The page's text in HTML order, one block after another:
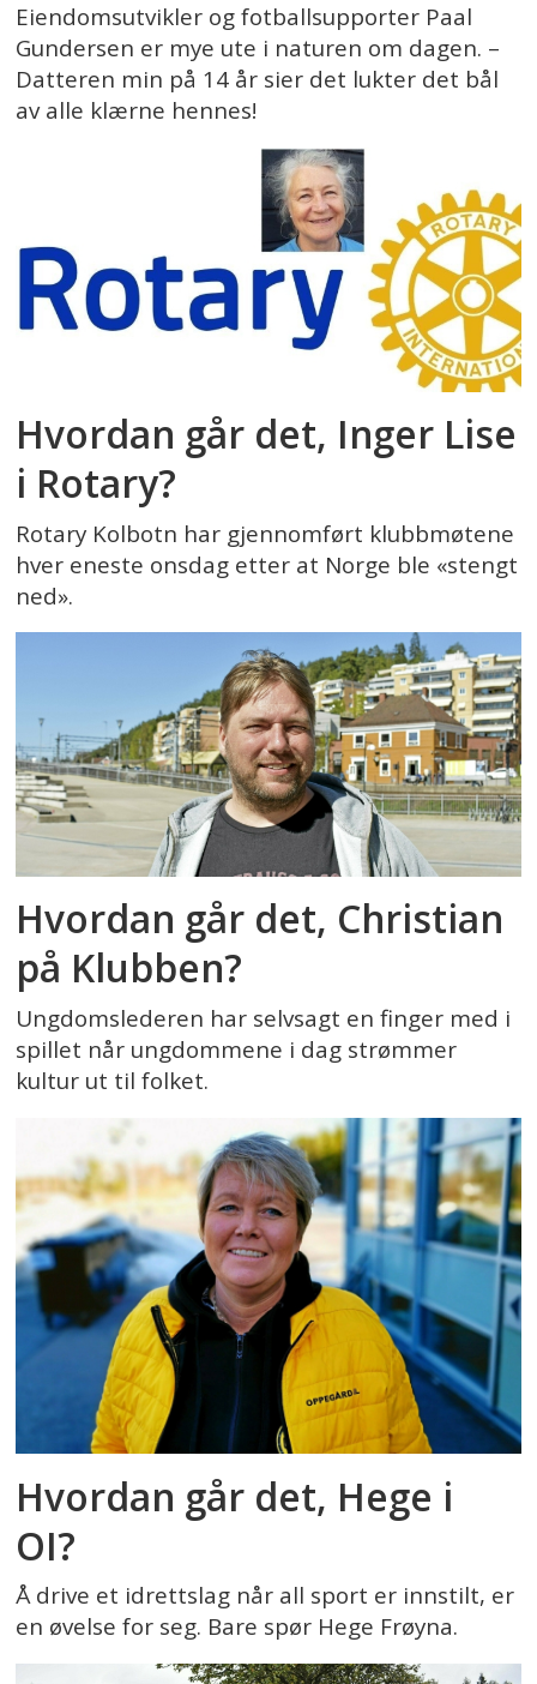
Eiendomsutvikler og fotballsupporter Paal
Gundersen er mye ute i naturen om dagen. –
Datteren min på 14 år sier det lukter det bål
av alle klærne hennes!
Hvordan går det, Inger Lise
i Rotary?
Rotary Kolbotn har gjennomført klubbmøtene
hver eneste onsdag etter at Norge ble «stengt
ned».
Hvordan går det, Christian
på Klubben?
Ungdomslederen har selvsagt en finger med i
spillet når ungdommene i dag strømmer
kultur ut til folket.
Hvordan går det, Hege i
OI?
Å drive et idrettslag når all sport er innstilt, er
en øvelse for seg. Bare spør Hege Frøyna.